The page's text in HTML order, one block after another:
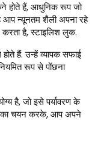
होते हैं, आधुनिक रूप जो
आप न्यूनतम शैली अपना रहे
है, स्टाइलिश लुक.
हैं. उन्हें व्यापक सफाई
रूप से पोंछना
है, जो इसे पर्यावरण के
का चयन करके, आप अपने